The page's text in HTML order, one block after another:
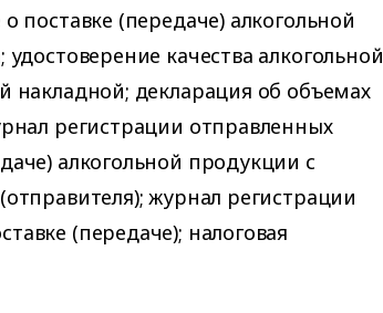
поставке (передаче) алкогольной
качества алкогольной
накладной; декларация об объемах
регистрации отправленных
алкогольной продукции с
журнал регистрации
(передаче); налоговая